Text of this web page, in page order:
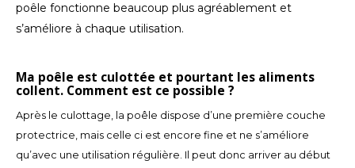
UYUpoêle fonctionne beaucoup plus agréablement et
s’améliore à chaque utilisation.
Ma poêle est culottée et pourtant les aliments
collent. Comment est ce possible ?
Après le culottage, la poêle dispose d’une première couche
protectrice, mais celle ci est encore fine et ne s’améliore
qu’avec une utilisation régulière. Il peut donc arriver au début